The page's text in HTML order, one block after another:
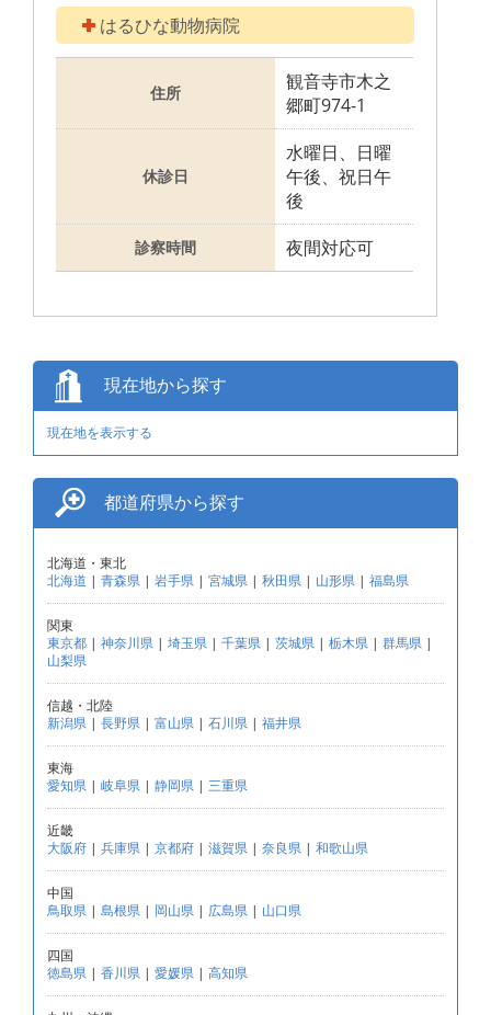
はるひな動物病院
住所
観音寺市木之
郷町974-1
休診日
水曜日、日曜
午後、祝日午
後
診察時間 夜間対応可
現在地から探す
現在地を表示する
都道府県から探す
北海道・東北
北海道 | 青森県 | 岩手県 | 宮城県 | 秋田県 | 山形県 | 福島県
関東
東京都 | 神奈川県 | 埼玉県 | 千葉県 | 茨城県 | 栃木県 | 群馬県 |
山梨県
信越・北陸
新潟県 | 長野県 | 富山県 | 石川県 | 福井県
東海
愛知県 | 岐阜県 | 静岡県 | 三重県
近畿
大阪府 | 兵庫県 | 京都府 | 滋賀県 | 奈良県 | 和歌山県
中国
鳥取県 | 島根県 | 岡山県 | 広島県 | 山口県
四国
徳島県 | 香川県 | 愛媛県 | 高知県